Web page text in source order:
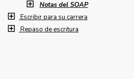
Notas del SOAP
Escribir para su carrera
Repaso de escritura